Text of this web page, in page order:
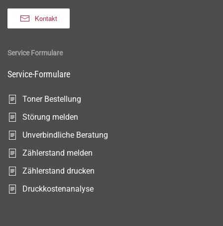
Kontakt
Service Formulare
Service-Formulare
Toner Bestellung
Störung melden
Unverbindliche Beratung
Zählerstand melden
Zählerstand drucken
Druckkostenanalyse